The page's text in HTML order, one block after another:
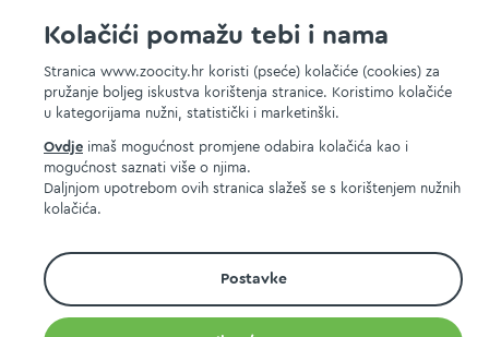
Kolačići pomažu tebi i nama
Stranica www.zoocity.hr koristi (pseće) kolačiće (cookies) za
pružanje boljeg iskustva korištenja stranice. Koristimo kolačiće
u kategorijama nužni, statistički i marketinški.
Ovdje imaš mogućnost promjene odabira kolačića kao i
mogućnost saznati više o njima.
Daljnjom upotrebom ovih stranica slažeš se s korištenjem nužnih
kolačića.
Postavke
© 2026 ZOOCITY. Sva prava zadržana.